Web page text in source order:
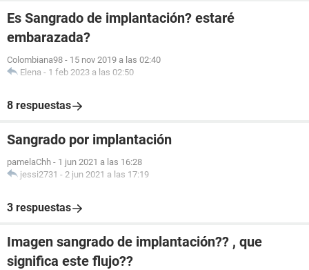
Es Sangrado de implantación? estaré
embarazada?
Colombiana98 - 15 nov 2019 a las 02:40
Elena - 1 feb 2023 a las 02:50
8 respuestas
Sangrado por implantación
pamelaChh - 1 jun 2021 a las 16:28
jessi2731 - 2 jun 2021 a las 17:19
3 respuestas
Imagen sangrado de implantación?? , que
significa este flujo??